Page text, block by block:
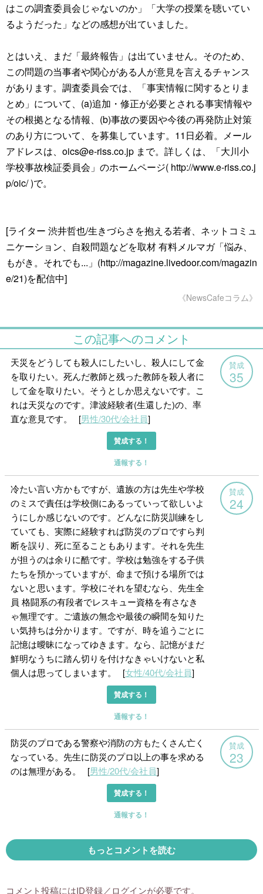
はこの調査委員会じゃないのか」「大学の授業を聴いてい
るようだった」などの感想が出ていました。
とはいえ、まだ「最終報告」は出ていません。そのため、
この問題の当事者や関心がある人が意見を言えるチャンス
があります。調査委員会では、「事実情報に関するとりま
とめ」について、(a)追加・修正が必要とされる事実情報や
その根拠となる情報、(b)事故の要因や今後の再発防止対策
のあり方について、を募集しています。11日必着。メール
アドレスは、oics@e-riss.co.jp まで。詳しくは、「大川小
学校事故検証委員会」のホームページ( http://www.e-riss.co.j
p/oic/ )で。
[ライター 渋井哲也/生きづらさを抱える若者、ネットコミュ
ニケーション、自殺問題などを取材 有料メルマガ「悩み、
もがき。それでも...」(http://magazine.livedoor.com/magazin
e/21)を配信中]
《NewsCafeコラム》